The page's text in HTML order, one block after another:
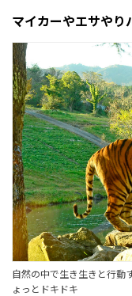
マイカーやエサやり
自然の中で生き生きと行動
ょっとドキドキ